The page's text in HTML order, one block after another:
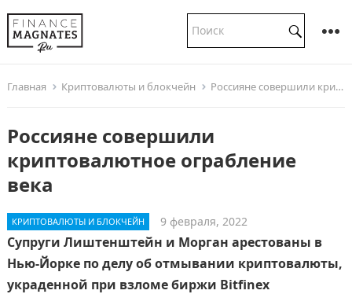
Главная Криптовалюты и блокчейн Россияне совершили криптовалютное ограбление века
Россияне совершили
криптовалютное ограбление
века
КРИПТОВАЛЮТЫ И БЛОКЧЕЙН 9 февраля, 2022
Супруги Лиштенштейн и Морган арестованы в
Нью-Йорке по делу об отмывании криптовалюты,
украденной при взломе биржи Bitfinex